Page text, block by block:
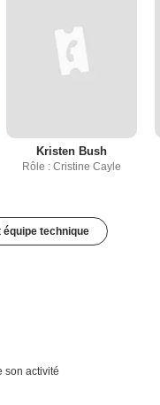
Kristen Bush
Rôle : Cristine Cayle
technique
son activité